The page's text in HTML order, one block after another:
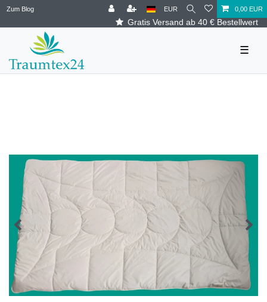
Zum Blog
Gratis Versand ab 40 € Bestellwert
EUR 0,00 EUR
☰